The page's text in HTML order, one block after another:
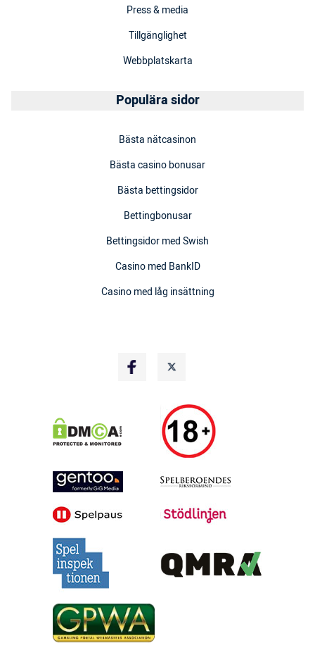
Press & media
Tillgänglighet
Webbplatskarta
Populära sidor
Bästa nätcasinon
Bästa casino bonusar
Bästa bettingsidor
Bettingbonusar
Bettingsidor med Swish
Casino med BankID
Casino med låg insättning